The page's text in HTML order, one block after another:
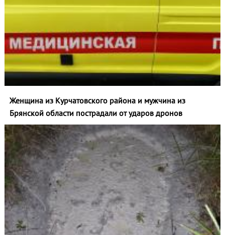
Женщина из Курчатовского района и мужчина из
Брянской области пострадали от ударов дронов